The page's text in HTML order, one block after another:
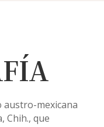
austro-mexicana
Chih., que